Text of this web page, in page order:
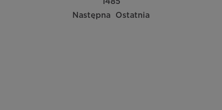
Następna
Ostatnia